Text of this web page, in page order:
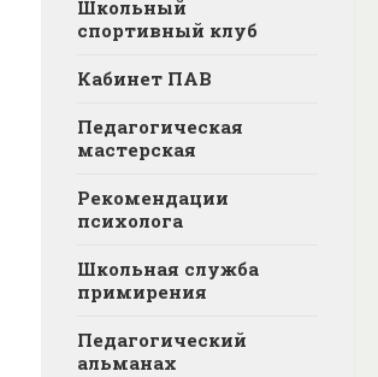
Школьный
спортивный клуб
Кабинет ПАВ
Педагогическая
мастерская
Рекомендации
психолога
Школьная служба
примирения
Педагогический
альманах